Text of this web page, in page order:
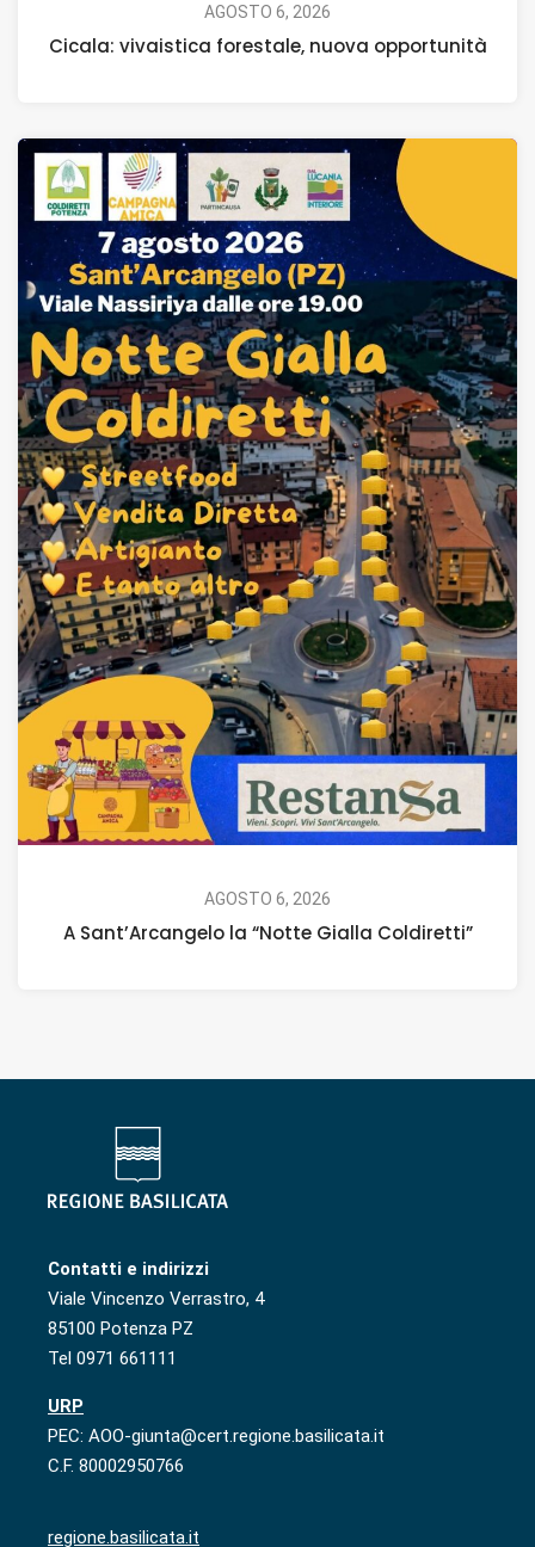
AGOSTO 6, 2026
Cicala: vivaistica forestale, nuova opportunità
AGOSTO 6, 2026
A Sant’Arcangelo la “Notte Gialla Coldiretti”
Contatti e indirizzi
Viale Vincenzo Verrastro, 4
85100 Potenza PZ
Tel 0971 661111
URP
PEC: AOO-giunta@cert.regione.basilicata.it
C.F. 80002950766
regione.basilicata.it